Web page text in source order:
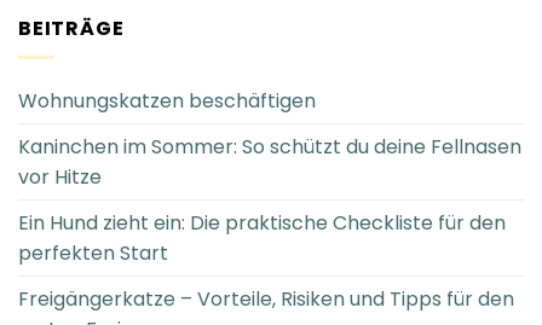
BEITRÄGE
Wohnungskatzen beschäftigen
Kaninchen im Sommer: So schützt du deine Fellnasen
vor Hitze
Ein Hund zieht ein: Die praktische Checkliste für den
perfekten Start
Freigängerkatze – Vorteile, Risiken und Tipps für den